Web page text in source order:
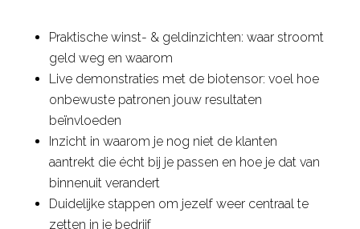
Praktische winst- & geldinzichten: waar stroomt
geld weg en waarom
Live demonstraties met de biotensor: voel hoe
onbewuste patronen jouw resultaten
beïnvloeden
Inzicht in waarom je nog niet de klanten
aantrekt die écht bij je passen en hoe je dat van
binnenuit verandert
Duidelijke stappen om jezelf weer centraal te
zetten in je bedrijf